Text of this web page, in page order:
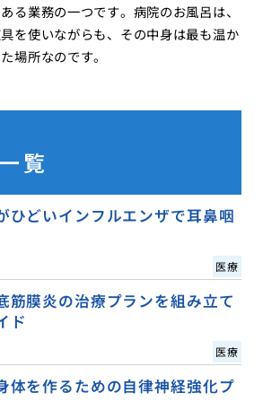
る業務の一つです。病院のお風呂は、
を使いながらも、その中身は最も温か
場所なのです。
覧
ひどいインフルエンザで耳鼻咽
医療
筋膜炎の治療プランを組み立て
ド
医療
体を作るための自律神経強化プ